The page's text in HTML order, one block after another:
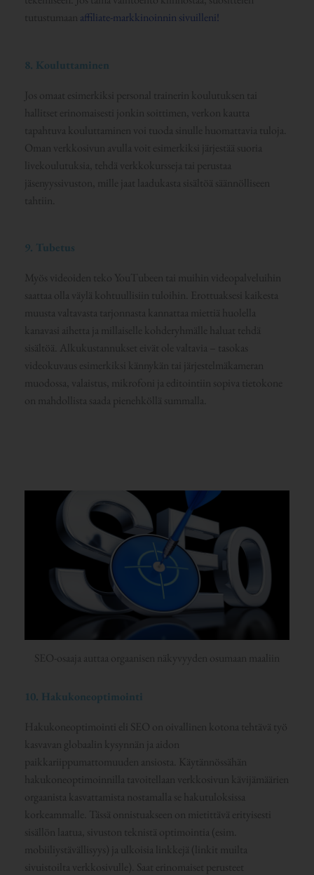
tutustumaan affiliate-markkinoinnin sivuilleni!
8. Kouluttaminen
Jos omaat esimerkiksi personal trainerin koulutuksen tai
hallitset erinomaisesti jonkin soittimen, verkon kautta
tapahtuva kouluttaminen voi tuoda sinulle huomattavia tuloja.
Oman verkkosivun avulla voit esimerkiksi järjestää suoria
livekoulutuksia, tehdä verkkokursseja tai perustaa
jäsenyyssivuston, mille jaat laadukasta sisältöä säännölliseen
tahtiin.
9. Tubetus
Myös videoiden teko YouTubeen tai muihin videopalveluihin
saattaa olla väylä kohtuullisiin tuloihin. Erottuaksesi kaikesta
muusta valtavasta tarjonnasta kannattaa miettiä huolella
kanavasi aihetta ja millaiselle kohderyhmälle haluat tehdä
sisältöä. Alkukustannukset eivät ole valtavia – tasokas
videokuvaus esimerkiksi kännykän tai järjestelmäkameran
muodossa, valaistus, mikrofoni ja editointiin sopiva tietokone
on mahdollista saada pienehköllä summalla.
SEO-osaaja auttaa orgaanisen näkyvyyden osumaan maaliin
10. Hakukoneoptimointi
Hakukoneoptimointi eli SEO on oivallinen kotona tehtävä työ
kasvavan globaalin kysynnän ja aidon
paikkariippumattomuuden ansiosta. Käytännössähän
hakukoneoptimoinnilla tavoitellaan verkkosivun kävijämäärien
orgaanista kasvattamista nostamalla se hakutuloksissa
korkeammalle. Tässä onnistuakseen on mietittävä erityisesti
sisällön laatua, sivuston teknistä optimointia (esim.
mobiiliystävällisyys) ja ulkoisia linkkejä (linkit muilta
sivuistoilta verkkosivulle). Saat erinomaiset perusteet